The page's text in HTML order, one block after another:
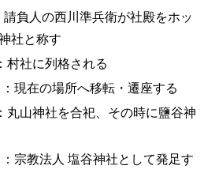
負人の西川準兵衛が社殿をホッ
社と称す
村社に列格される
現在の場所へ移転・遷座する
丸山神社を合祀、その時に鹽谷神
宗教法人 塩谷神社として発足す